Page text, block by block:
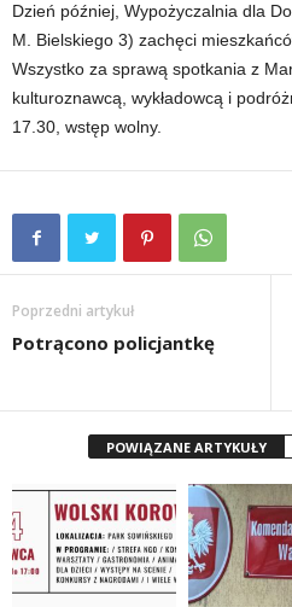
Dzień później, Wypożyczalnia dla
M. Bielskiego 3) zachęci
Wszystko za sprawą spotkania z
kulturoznawcą, wykładowcą i
17.30, wstęp wolny.
Poprzedni artykuł
Potrącono policjantkę
POWIĄZANE ARTYKUŁY